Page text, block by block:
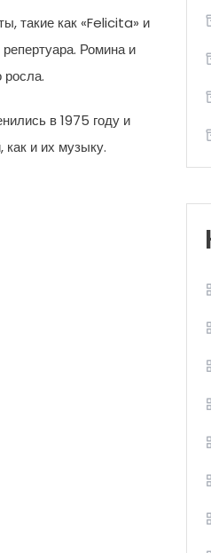
такие как «Felicita» и
Ромина и
в 1975 году и
и их музыку.